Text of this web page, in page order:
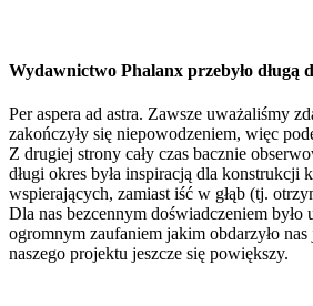
Wydawnictwo Phalanx przebyło długą
Per aspera ad astra. Zawsze uważaliśmy
zakończyły się niepowodzeniem, więc
Z drugiej strony cały czas bacznie
długi okres była inspiracją dla konstrukcji
wspierających, zamiast iść w głąb (tj.
Dla nas bezcennym doświadczeniem
ogromnym zaufaniem jakim obdarzyło
naszego projektu jeszcze się powiększy.